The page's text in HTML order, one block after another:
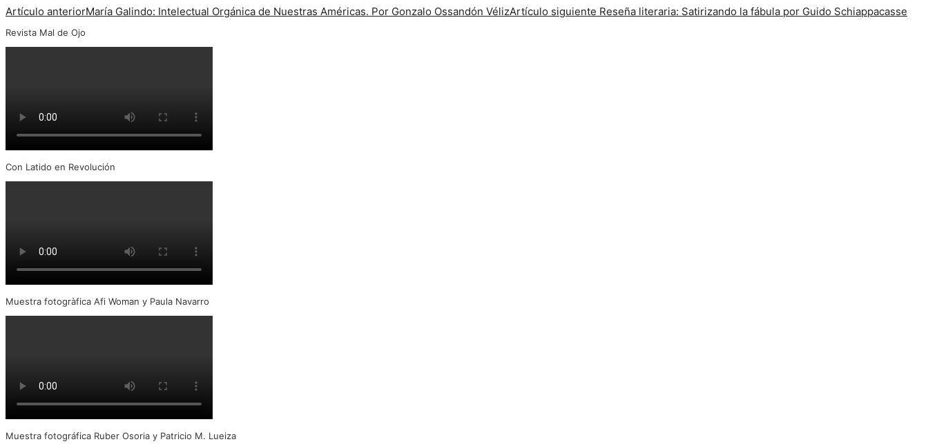
Artículo anteriorMaría Galindo: Intelectual Orgánica de Nuestras Américas. Por Gonzalo Ossandón VélizArtículo siguiente Reseña literaria: Satirizando la fábula por Guido Schiappacasse
Revista Mal de Ojo
Con Latido en Revolución
Muestra fotogràfica Afi Woman y Paula Navarro
Muestra fotográfica Ruber Osoria y Patricio M. Lueiza